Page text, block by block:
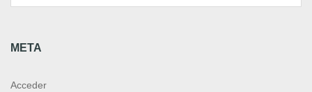
META
Acceder